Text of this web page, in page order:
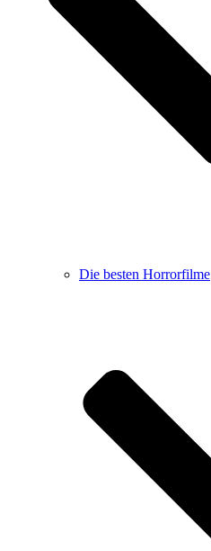
Die besten Horrorfilme